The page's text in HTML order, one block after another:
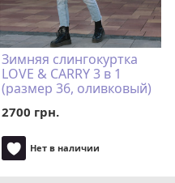
Зимняя слингокуртка
LOVE & CARRY 3 в 1
(размер 36, оливковый)
2700 грн.
Нет в наличии